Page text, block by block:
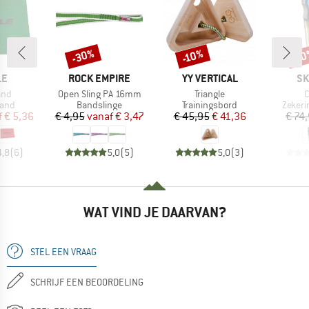
prijs
€ 5,36
(6)
MERK
ROCK EMPIRE
Artikel
Open Sling PA 16mm
Productgroep
Bandslinge
Prijs
€ 4,95 Verlaagde prijs
vanaf€ 3,47
5,0(5)
Korting
-30%
MERK
YY VERTICAL
Artikel
Triangle
Productgroep
Trainingsbord
Prijs
€ 45,95Verlaagde prijs
€ 41,36
5,0(3)
Korting
-10%
€
-
WAT VIND JE DAARVAN?
STEL EEN VRAAG
SCHRIJF EEN BEOORDELING